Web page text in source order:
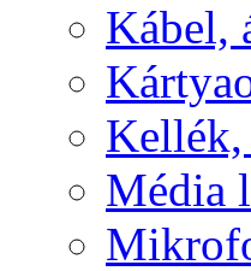
Kábel,
Kellék,
Média